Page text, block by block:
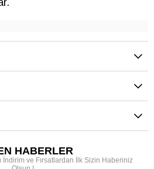
HABERLER
İndirim ve Fırsatlardan İlk Sizin Haberiniz